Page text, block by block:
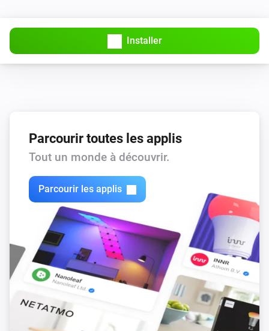
Installer
Parcourir toutes les applis
Tout un monde à découvrir.
Parcourir les applis